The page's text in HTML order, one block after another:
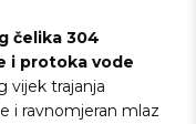
čelika 304
i protoka vode
vijek trajanja
i ravnomjeran mlaz